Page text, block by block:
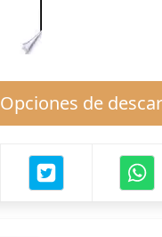
Opciones de